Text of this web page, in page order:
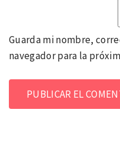
Guarda mi nombre,
navegador para la